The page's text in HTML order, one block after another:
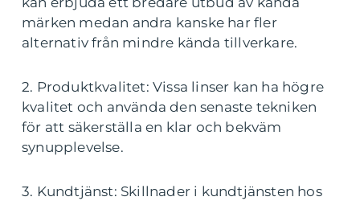
märken medan andra kanske har fler
alternativ från mindre kända tillverkare.
2. Produktkvalitet: Vissa linser kan ha högre
kvalitet och använda den senaste tekniken
för att säkerställa en klar och bekväm
synupplevelse.
3. Kundtjänst: Skillnader i kundtjänsten hos